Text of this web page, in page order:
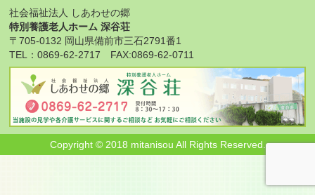
社会福祉法人 しあわせの郷
特別養護老人ホーム 深谷荘
〒705-0132 岡山県備前市三石2791番1
TEL：0869-62-2717 FAX:0869-62-0711
Copyright © 2018 mitanisou All Rights Reserved.